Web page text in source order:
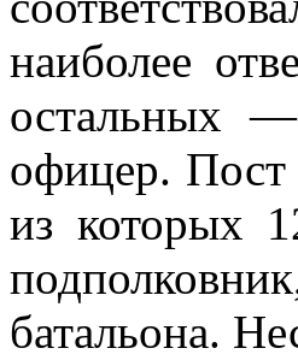
наиболее
остальных
офицер. Пост
из которых
батальона.